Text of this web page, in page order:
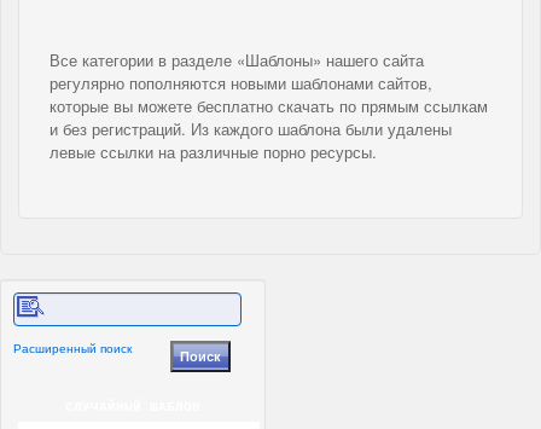
Все категории в разделе «Шаблоны» нашего сайта
регулярно пополняются новыми шаблонами сайтов,
которые вы можете бесплатно скачать по прямым ссылкам
и без регистраций. Из каждого шаблона были удалены
левые ссылки на различные порно ресурсы.
Расширенный поиск